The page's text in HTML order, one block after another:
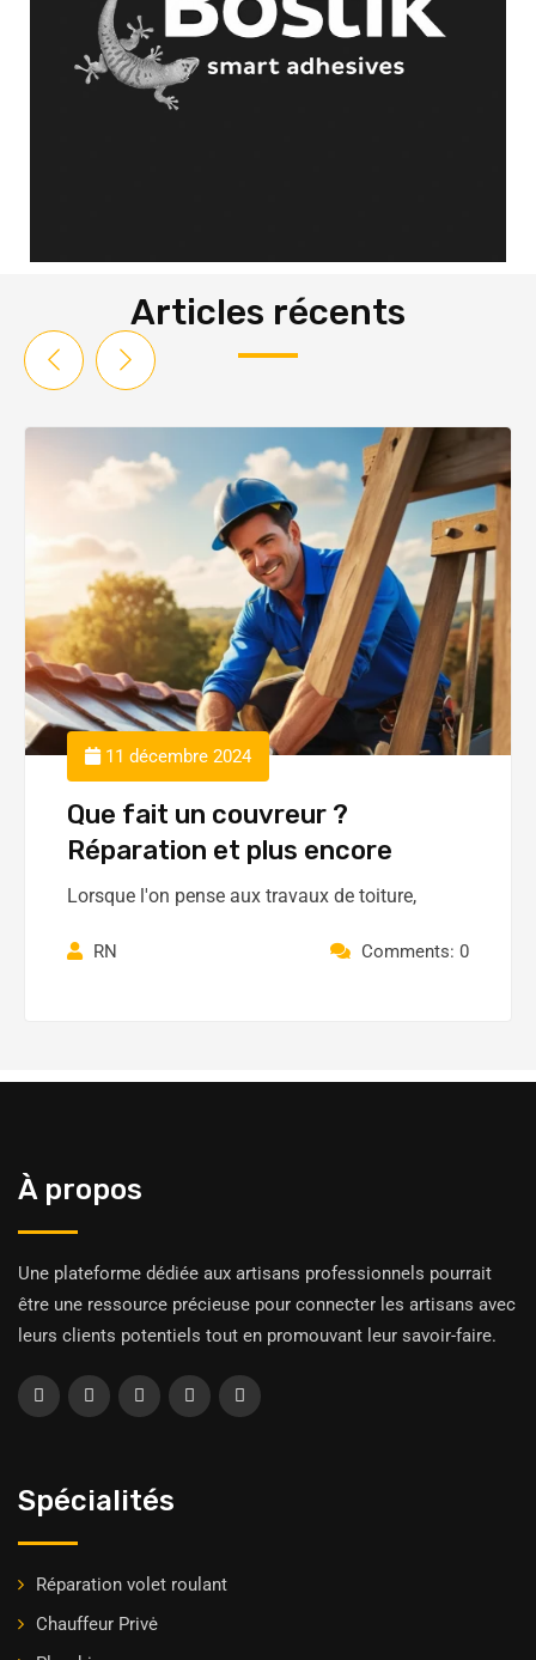
Articles récents
11 décembre 2024
Que fait un couvreur ?
Réparation et plus encore
Lorsque l'on pense aux travaux de toiture,
RN Comments: 0
À propos
Une plateforme dédiée aux artisans professionnels pourrait
être une ressource précieuse pour connecter les artisans avec
leurs clients potentiels tout en promouvant leur savoir-faire.
Spécialités
Réparation volet roulant
Chauffeur Privė